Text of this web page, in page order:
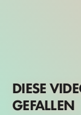
DIESE
GEFALLEN